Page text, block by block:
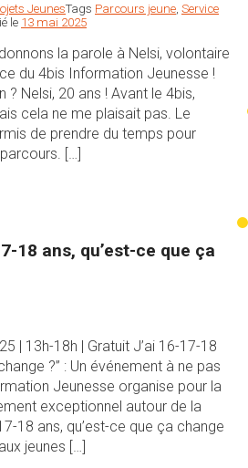
JeunesTags Parcours jeune Service
le 13 mai 2025
la parole à Nelsi, volontaire
du 4bis Information Jeunesse !
? Nelsi, 20 ans ! Avant le 4bis,
cela ne me plaisait pas. Le
de prendre du temps pour
[…]
18 ans, qu’est-ce que ça
| 13h-18h | Gratuit J’ai 16-17-18
?” : Un événement à ne pas
Jeunesse organise pour la
exceptionnel autour de la
18 ans, qu’est-ce que ça change
jeunes […]